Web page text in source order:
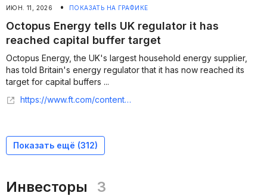
ИЮН. 11, 2026 • ПОКАЗАТЬ НА ГРАФИКЕ
Octopus Energy tells UK regulator it has
reached capital buffer target
Octopus Energy, the UK's largest household energy supplier,
has told Britain's energy regulator that it has now reached its
target for capital buffers ...
https://www.ft.com/content/a42cc0e0-45fa-4065-9b10-7d5607b5786e?syn-25a6b1a6=1
Показать ещё (312)
Инвесторы 3